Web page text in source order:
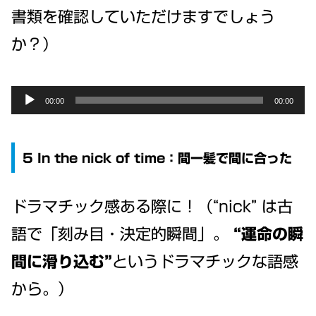
書類を確認していただけますでしょう
か？）
Audio
00:00 00:00
5 In the nick of time：間一髪で間に合った
ドラマチック感ある際に！（“nick” は古
語で「刻み目・決定的瞬間」。 “運命の瞬
間に滑り込む”というドラマチックな語感
から。）